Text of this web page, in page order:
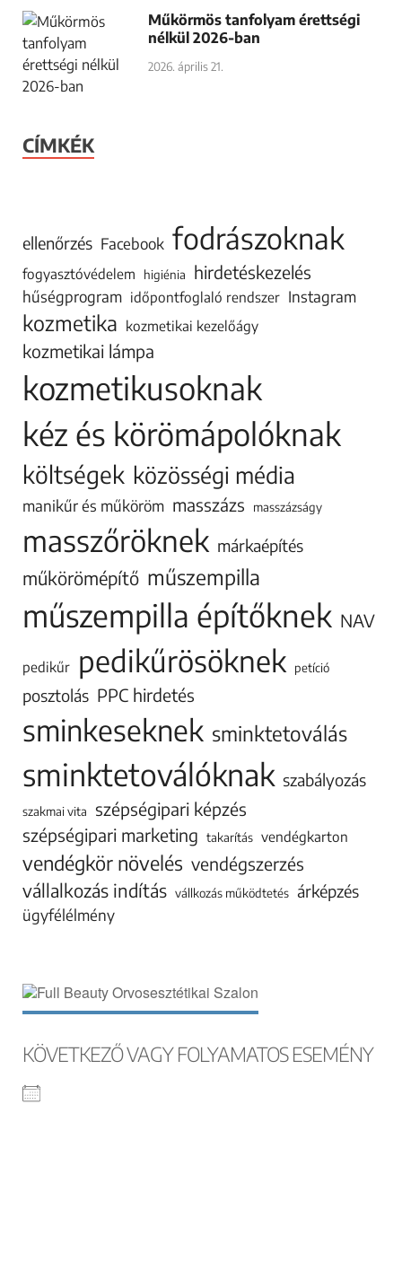
Műkörmös tanfolyam érettségi
nélkül 2026-ban
2026. április 21.
CÍMKÉK
ellenőrzés Facebook fodrászoknak
fogyasztóvédelem higiénia hirdetéskezelés
hűségprogram időpontfoglaló rendszer Instagram
kozmetika kozmetikai kezelőágy
kozmetikai lámpa
kozmetikusoknak
kéz és körömápolóknak
költségek közösségi média
manikűr és műköröm masszázs masszázságy
masszőröknek márkaépítés
műkörömépítő műszempilla
műszempilla építőknek NAV
pedikűr pedikűrösöknek petíció
posztolás PPC hirdetés
sminkeseknek sminktetoválás
sminktetoválóknak szabályozás
szakmai vita
szépségipari képzés
szépségipari marketing takarítás vendégkarton
vendégkör növelés vendégszerzés
vállalkozás indítás vállkozás működtetés árképzés
ügyfélélmény
KÖVETKEZŐ VAGY FOLYAMATOS ESEMÉNY